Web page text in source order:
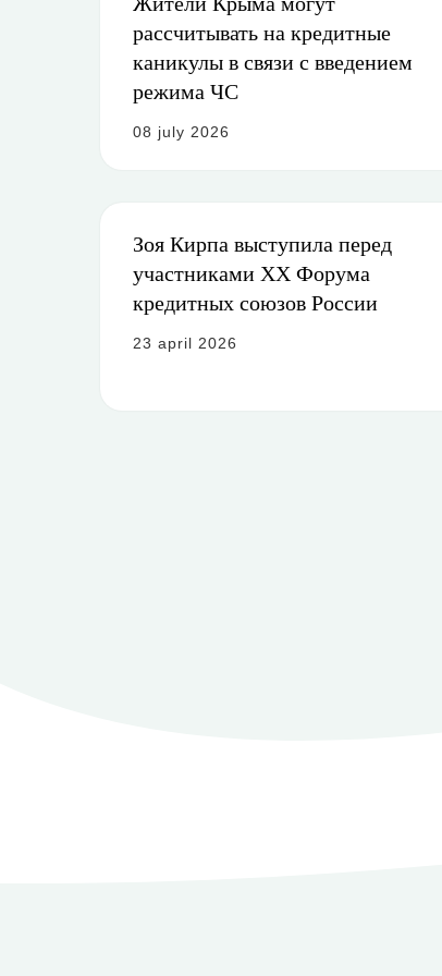
рассчитывать на кредитные
каникулы в связи с введением
режима ЧС
08 july 2026
Зоя Кирпа выступила перед
участниками ХХ Форума
кредитных союзов России
23 april 2026